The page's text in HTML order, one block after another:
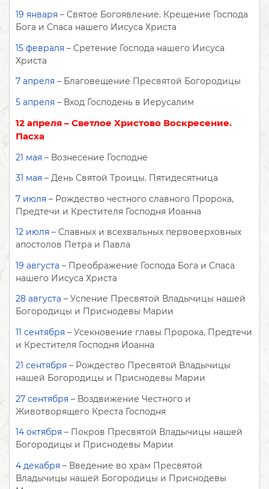
19 января – Святое Богоявление. Крещение Господа
Бога и Спаса нашего Иисуса Христа
15 февраля – Сретение Господа нашего Иисуса
Христа
7 апреля – Благовещение Пресвятой Богородицы
5 апреля – Вход Господень в Иерусалим
12 апреля – Светлое Христово Воскресение.
Пасха
21 мая – Вознесение Господне
31 мая – День Святой Троицы. Пятидесятница
7 июля – Рождество честного славного Пророка,
Предтечи и Крестителя Господня Иоанна
12 июля – Славных и всехвальных первоверховных
апостолов Петра и Павла
19 августа – Преображение Господа Бога и Спаса
нашего Иисуса Христа
28 августа – Успение Пресвятой Владычицы нашей
Богородицы и Приснодевы Марии
11 сентября – Усекновение главы Пророка, Предтечи
и Крестителя Господня Иоанна
21 сентября – Рождество Пресвятой Владычицы
нашей Богородицы и Приснодевы Марии
27 сентября – Воздвижение Честного и
Животворящего Креста Господня
14 октября – Покров Пресвятой Владычицы нашей
Богородицы и Приснодевы Марии
4 декабря – Введение во храм Пресвятой
Владычицы нашей Богородицы и Приснодевы